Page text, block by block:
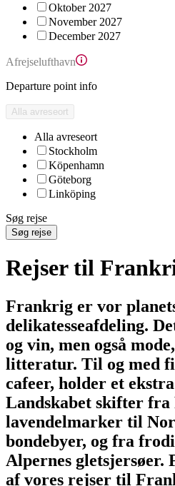
Oktober 2027
November 2027
December 2027
Afrejselufthavn
Departure point info
Alla avreseort
Alla avreseort
Stockholm
Köpenhamn
Göteborg
Linköping
Søg rejse
Søg rejse
Rejser til
Frankrig er vor
delikatesseafdeling.
og vin, men også
litteratur. Til og med
cafeer, holder et
Landskabet skifter fra
lavendelmarker til
bondebyer, og fra
Alpernes gletsjersøer.
af vores rejser til